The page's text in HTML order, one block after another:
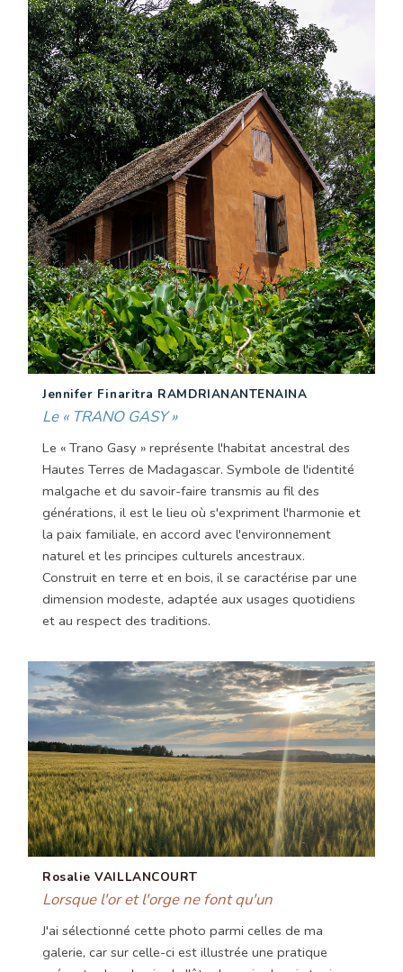
Jennifer Finaritra RAMDRIANANTENAINA
Le « TRANO GASY »
Le « Trano Gasy » représente l'habitat ancestral des
Hautes Terres de Madagascar. Symbole de l'identité
malgache et du savoir-faire transmis au fil des
générations, il est le lieu où s'expriment l'harmonie et
la paix familiale, en accord avec l'environnement
naturel et les principes culturels ancestraux.
Construit en terre et en bois, il se caractérise par une
dimension modeste, adaptée aux usages quotidiens
et au respect des traditions.
Rosalie VAILLANCOURT
Lorsque l'or et l'orge ne font qu'un
J'ai sélectionné cette photo parmi celles de ma
galerie, car sur celle-ci est illustrée une pratique